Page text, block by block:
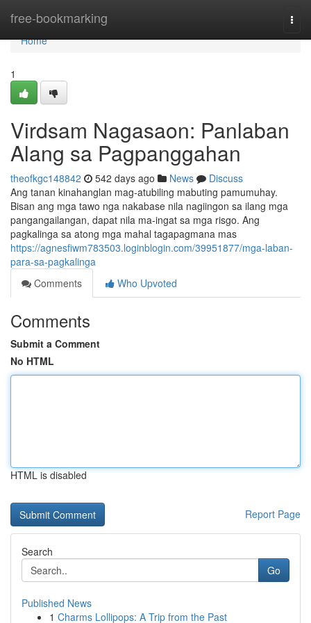
free-bookmarking
Home
Home
1
Virdsam Nagasaon: Panlaban
Alang sa Pagpanggahan
theofkgc148842 542 days ago News
Discuss
Ang tanan kinahanglan mag-atubiling mabuting pamumuhay.
Bisan ang mga tawo nga nakabase nila nagiingon sa ilang mga
pangangailangan, dapat nila ma-ingat sa mga risgo. Ang
pagkalinga sa atong mga mahal tagapagmana mas
https://agnesfiwm783503.loginblogin.com/39951877/mga-laban-
para-sa-pagkalinga
Comments
Who Upvoted
Comments
Submit a Comment
No HTML
HTML is disabled
Report Page
Search
Go
Published News
1 Charms Lollipops: A Trip from the Past